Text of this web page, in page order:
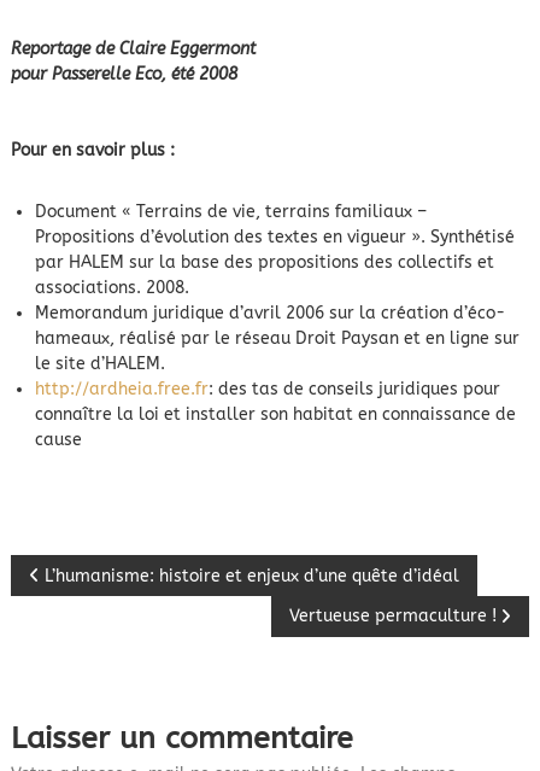
Reportage de Claire Eggermont
pour Passerelle Eco, été 2008
Pour en savoir plus :
Document « Terrains de vie, terrains familiaux –
Propositions d’évolution des textes en vigueur ». Synthétisé
par HALEM sur la base des propositions des collectifs et
associations. 2008.
Memorandum juridique d’avril 2006 sur la création d’éco-
hameaux, réalisé par le réseau Droit Paysan et en ligne sur
le site d’HALEM.
http://ardheia.free.fr: des tas de conseils juridiques pour
connaître la loi et installer son habitat en connaissance de
cause
N
i
L’humanisme: histoire et enjeux d’une quête d’idéal
Vertueuse permaculture !
Laisser un commentaire